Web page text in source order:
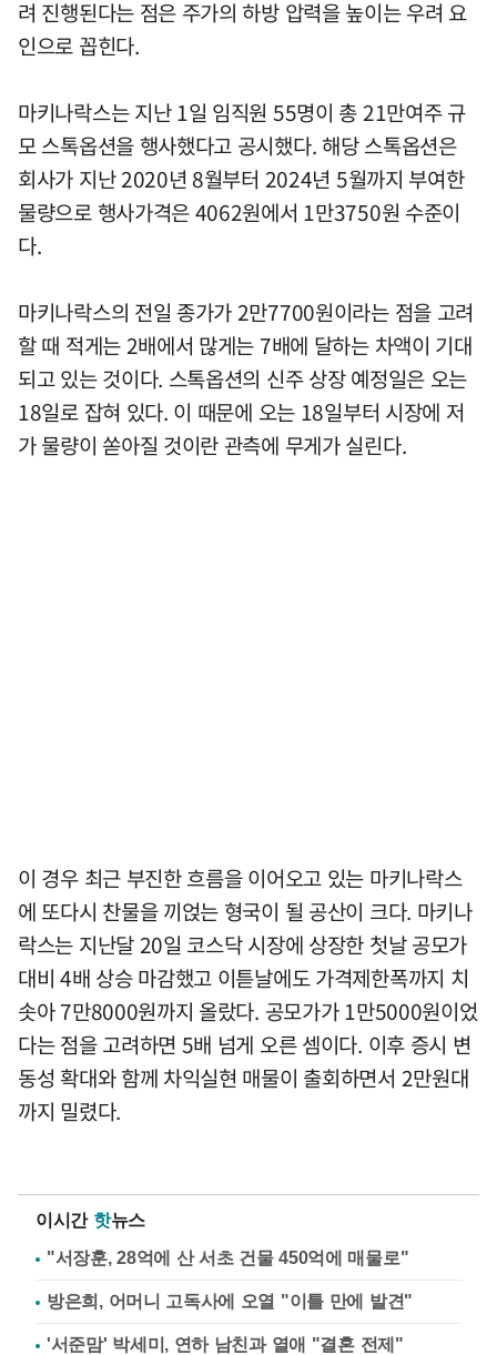
려 진행된다는 점은 주가의 하방 압력을 높이는 우려 요
인으로 꼽힌다.
마키나락스는 지난 1일 임직원 55명이 총 21만여주 규
모 스톡옵션을 행사했다고 공시했다. 해당 스톡옵션은
회사가 지난 2020년 8월부터 2024년 5월까지 부여한
물량으로 행사가격은 4062원에서 1만3750원 수준이
다.
마키나락스의 전일 종가가 2만7700원이라는 점을 고려
할 때 적게는 2배에서 많게는 7배에 달하는 차액이 기대
되고 있는 것이다. 스톡옵션의 신주 상장 예정일은 오는
18일로 잡혀 있다. 이 때문에 오는 18일부터 시장에 저
가 물량이 쏟아질 것이란 관측에 무게가 실린다.
이 경우 최근 부진한 흐름을 이어오고 있는 마키나락스
에 또다시 찬물을 끼얹는 형국이 될 공산이 크다. 마키나
락스는 지난달 20일 코스닥 시장에 상장한 첫날 공모가
대비 4배 상승 마감했고 이튿날에도 가격제한폭까지 치
솟아 7만8000원까지 올랐다. 공모가가 1만5000원이었
다는 점을 고려하면 5배 넘게 오른 셈이다. 이후 증시 변
동성 확대와 함께 차익실현 매물이 출회하면서 2만원대
까지 밀렸다.
이시간 핫뉴스
"서장훈, 28억에 산 서초 건물 450억에 매물로"
방은희, 어머니 고독사에 오열 "이틀 만에 발견"
'서준맘' 박세미, 연하 남친과 열애 "결혼 전제"